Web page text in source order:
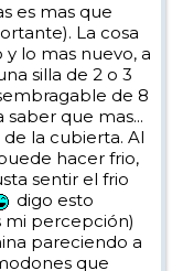
es mas que
La cosa
lo mas nuevo, a
silla de 2 o 3
de 8
que mas...
la cubierta. Al
hacer frio,
sentir el frio
digo esto
percepción)
pareciendo a
que